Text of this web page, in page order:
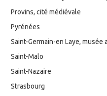
Provins, cité médiévale
Pyrénées
Saint-Germain-en Laye,
Saint-Malo
Saint-Nazaire
Strasbourg